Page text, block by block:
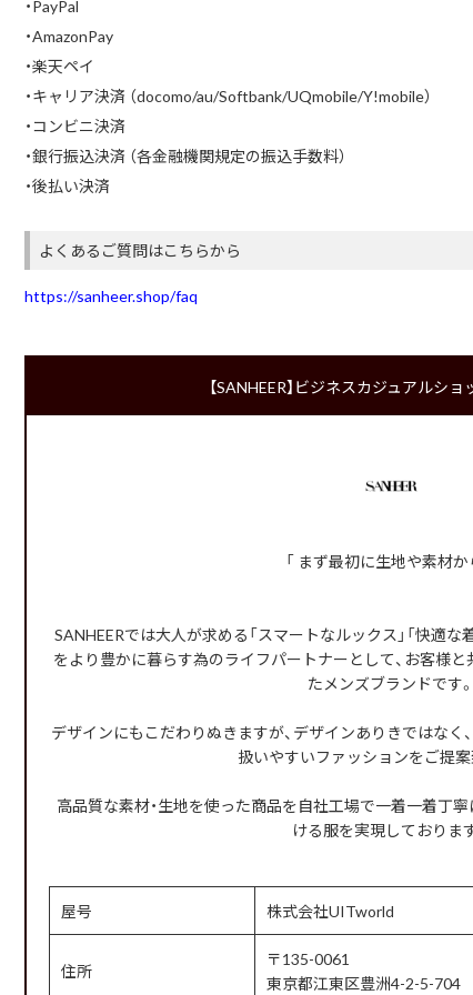
・PayPal
・AmazonPay
・楽天ペイ
・キャリア決済 （docomo/au/Softbank/UQmobile/Y!mobile）
・コンビニ決済
・銀行振込決済 （各金融機関規定の振込手数料）
・後払い決済
よくあるご質問はこちらから
https://sanheer.shop/faq
【SANHEER】ビジネスカジュアルシ
「 まず最初に生地や素材か
SANHEERでは大人が求める「スマートなルックス」「快適
をより豊かに暮らす為のライフパートナーとして、お客様
たメンズブランドです。
デザインにもこだわりぬきますが、デザインありきではなく
扱いやすいファッションをご提案
高品質な素材・生地を使った商品を自社工場で一着一着丁
ける服を実現しておりま
屋号 株式会社UITworld
住所
〒135-0061
東京都江東区豊洲4-2-5-704